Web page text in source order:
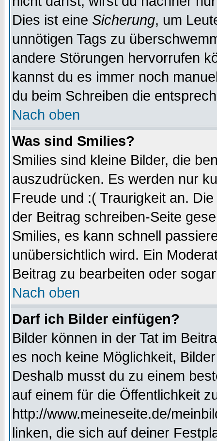
Dies ist eine Sicherung, um
unnötigen Tags zu
andere Störungen hervorrufen
kannst du es immer noch
du beim Schreiben die
Nach oben
Was sind Smilies?
Smilies sind kleine Bilder, die
auszudrücken. Es werden nur
Freude und :( Traurigkeit an.
der Beitrag schreiben-Seite
Smilies, es kann schnell
unübersichtlich wird. Ein
Beitrag zu bearbeiten oder
Nach oben
Darf ich Bilder einfügen?
Bilder können in der Tat im
es noch keine Möglichkeit,
Deshalb musst du zu einem
auf einem für die Öffentlichkeit
http://www.meineseite.de/
linken, die sich auf deiner